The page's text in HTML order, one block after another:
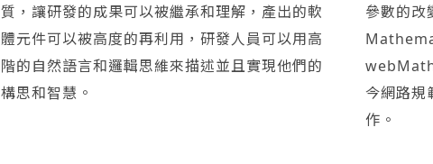
質，讓研發的成果可以被繼承和理解，產出的軟
體元件可以被高度的再利用，研發人員可以用高
階的自然語言和邏輯思維來描述並且實現他們的
構思和智慧。
參數的改
今網路規
作。